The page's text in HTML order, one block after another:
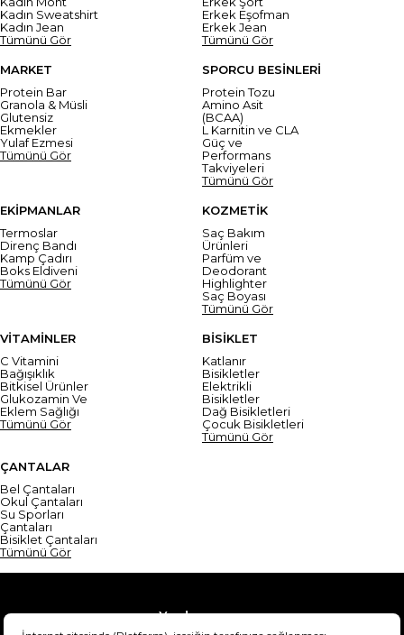
Kadın Sweatshirt
Kadın Jean
Tümünü Gör
Erkek Eşofman
Erkek Jean
Tümünü Gör
MARKET
Protein Bar
Granola & Müsli
Glutensiz
Ekmekler
Yulaf Ezmesi
Tümünü Gör
SPORCU BESİNLERİ
Protein Tozu
Amino Asit
(BCAA)
L Karnitin ve CLA
Güç ve
Performans
Takviyeleri
Tümünü Gör
EKİPMANLAR
Termoslar
Direnç Bandı
Kamp Çadırı
Boks Eldiveni
Tümünü Gör
KOZMETİK
Saç Bakım
Ürünleri
Parfüm ve
Deodorant
Highlighter
Saç Boyası
Tümünü Gör
VİTAMİNLER
C Vitamini
Bağışıklık
Bitkisel Ürünler
Glukozamin Ve
Eklem Sağlığı
Tümünü Gör
BİSİKLET
Katlanır
Bisikletler
Elektrikli
Bisikletler
Dağ Bisikletleri
Çocuk Bisikletleri
Tümünü Gör
ÇANTALAR
Bel Çantaları
Okul Çantaları
Su Sporları
Çantaları
Bisiklet Çantaları
Tümünü Gör
Yardım